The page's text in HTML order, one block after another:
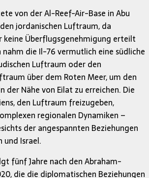
von der Al-Reef-Air-Base in Abu
jordanischen Luftraum, da
keine Überflugsgenehmigung erteilt
die Il-76 vermutlich eine südliche
Luftraum oder den
über dem Roten Meer, um den
der Nähe von Eilat zu erreichen. Die
den Luftraum freizugeben,
regionalen Dynamiken –
der angespannten Beziehungen
und Israel.
fünf Jahre nach den Abraham-
die die diplomatischen Beziehungen